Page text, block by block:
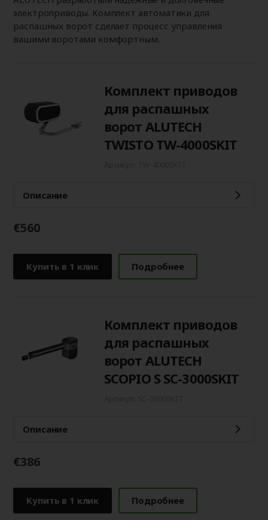
электроприводы. Комплект автоматики для
распашных ворот сделает процесс управления
вашими воротами комфортным.
Комплект приводов
для распашных
ворот ALUTECH
TWISTO TW-4000SKIT
Описание
€560
Купить в 1 клик Подробнее
Комплект приводов
для распашных
ворот ALUTECH
SCOPIO S SC-3000SKIT
Описание
€386
Купить в 1 клик Подробнее